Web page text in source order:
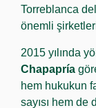
Torreblanca
önemli
2015 yılında
Chapapría
hem hukukun
sayısı hem de